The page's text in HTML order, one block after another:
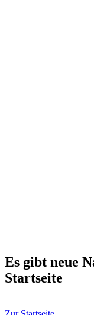
Es gibt neue
Startseite